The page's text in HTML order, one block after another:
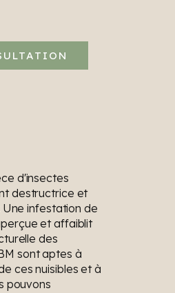
d'insectes
destructrice et
infestation de
et affaiblit
des
sont aptes à
ces nuisibles et à
pouvons